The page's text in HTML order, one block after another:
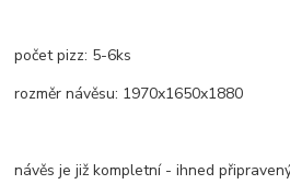
počet pizz: 5-6ks
rozměr návěsu: 1970x1650x1880
návěs je již kompletní - ihned